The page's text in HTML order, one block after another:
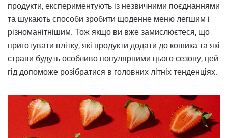
продукти, експериментують із незвичними поєднаннями
та шукають способи зробити щоденне меню легшим і
різноманітнішим. Тож якщо ви вже замислюєтеся, що
приготувати влітку, які продукти додати до кошика та які
страви будуть особливо популярними цього сезону, цей
гід допоможе розібратися в головних літніх тенденціях.